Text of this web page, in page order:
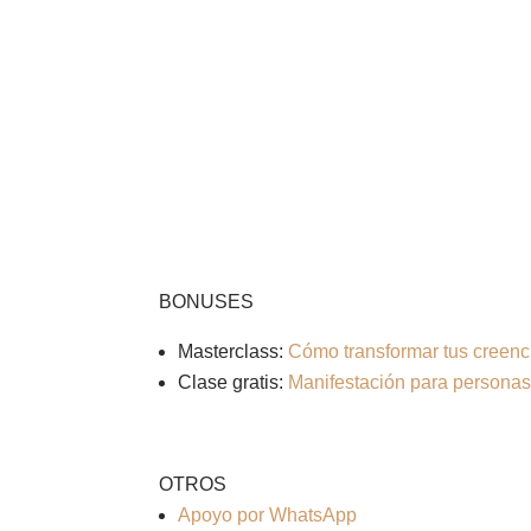
BONUSES
Masterclass:Cómo transformar tus
Clase gratis: Manifestación para
OTROS
Apoyo por WhatsApp